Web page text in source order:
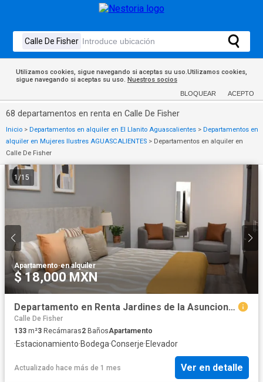
Utilizamos cookies, sigue navegando si aceptas su uso.Utilizamos cookies,
sigue navegando si aceptas su uso. Nuestros socios
BLOQUEAR ACEPTO
68 departamentos en renta en Calle De Fisher
Inicio > Departamentos en alquiler en El Llanito Aguascalientes > Departamentos en
alquiler en Mujeres Ilustres AGUASCALIENTES > Departamentos en alquiler en
Calle De Fisher
1 /15
Apartamento·en alquiler
$ 18,000 MXN
Departamento en Renta Jardines de la Asuncion Aguascalientes
Calle De Fisher
133 m²3 Recámaras2 BañosApartamento
·Estacionamiento·Bodega·Conserje·Elevador
Actualizado hace más de 1 mes Ver en detalle